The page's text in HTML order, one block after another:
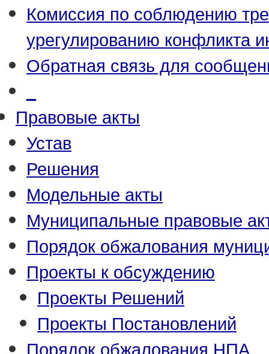
Комиссия по соблюдению
урегулированию конфликта
Обратная связь для
Правовые акты
Устав
Решения
Модельные акты
Муниципальные правовые
Порядок обжалования
Проекты к обсуждению
Проекты Решений
Проекты Постановлений
Порядок обжалования НПА